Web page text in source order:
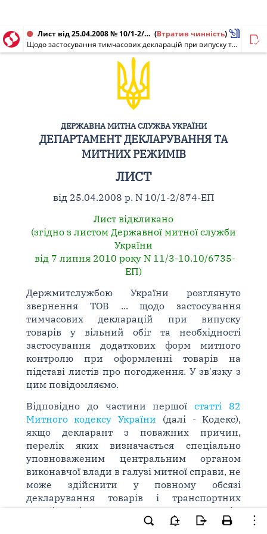
Лист від 25.04.2008 № 10/1-2/874-ЕП (Втратив чинність)
Щодо застосування тимчасових декларацій при випуску товарів у вільний обіг та необхідності застосування додаткових форм митного контролю при оформленні товарів на підставі листів про погодження
ДЕРЖАВНА МИТНА СЛУЖБА УКРАЇНИ
ДЕПАРТАМЕНТ ДЕКЛАРУВАННЯ ТА
МИТНИХ РЕЖИМІВ
ЛИСТ
від 25.04.2008 р. N 10/1-2/874-ЕП
Лист відкликано
(згідно з листом Державної митної служби
України
від 7 липня 2010 року N 11/3-10.10/6735-
ЕП)
Держмитслужбою України розглянуто
звернення ТОВ ... щодо застосування
тимчасових декларацій при випуску
товарів у вільний обіг та необхідності
застосування додаткових форм митного
контролю при оформленні товарів на
підставі листів про погодження. У зв'язку з
цим повідомляємо.
Відповідно до частини першоїстатті 82
Митного кодексу України (далі - Кодекс),
якщо декларант з поважних причин,
перелік яких визначається спеціально
уповноваженим центральним органом
виконавчої влади в галузі митної справи, не
може здійснити у повному обсязі
декларування товарів і транспортних
засобів, які ввозяться на митну територію
України, безпосередньо під час